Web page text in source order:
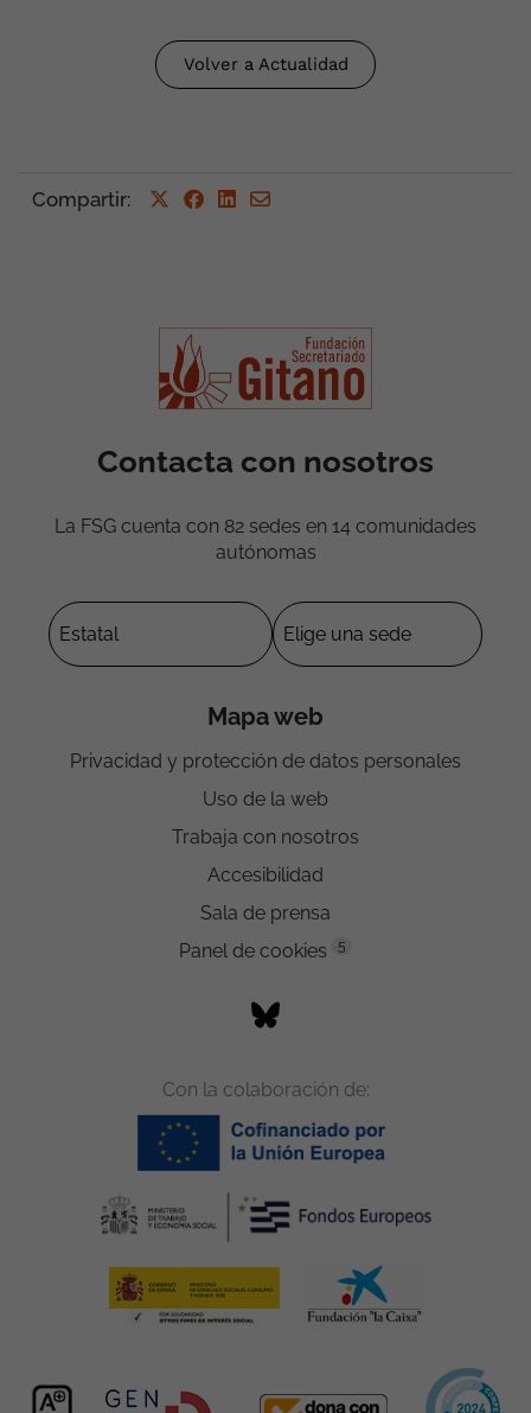
Volver a Actualidad
Compartir:
Contacta con nosotros
La FSG cuenta con 82 sedes en 14 comunidades
autónomas
Mapa web
Privacidad y protección de datos personales
Uso de la web
Trabaja con nosotros
Accesibilidad
Sala de prensa
Panel de cookies
5
Con la colaboración de: